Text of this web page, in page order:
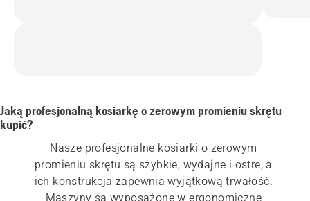
Jaką profesjonalną kosiarkę o zerowym promieniu skrętu
kupić?
Nasze profesjonalne kosiarki o zerowym
promieniu skrętu są szybkie, wydajne i ostre, a
ich konstrukcja zapewnia wyjątkową trwałość.
Maszyny są wyposażone w ergonomiczne